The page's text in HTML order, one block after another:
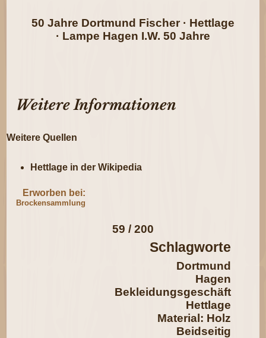
50 Jahre Dortmund Fischer · Hettlage
· Lampe Hagen I.W. 50 Jahre
Weitere Informationen
Erworben bei:
Brockensammlung
Weitere Quellen
Hettlage in der Wikipedia
59 / 200
Schlagworte
Dortmund
Hagen
Bekleidungsgeschäft
Hettlage
Material: Holz
Beidseitig